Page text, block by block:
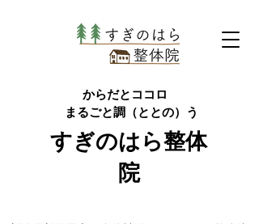
からだとココロ
まるごと調（ととの）う
すぎのはら整体
院